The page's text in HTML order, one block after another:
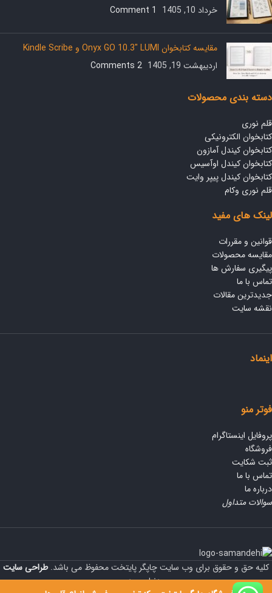
خرداد 10, 1405
1 Comment
مقایسه کتابخوان Onyx GO 10.3″ LUMI و Kindle Scribe
اردیبهشت 19, 1405
2 Comments
دسته بندی محصولات
قلم نوری
کتابخوان الکترونیکی
کتابخوان کیندل آمازون
کتابخوان کیندل اوآسیس
کتابخوان کیندل پیپر وایت
قلم نوری وکام
لینک های مفید
قوانین و مقررات
مقایسه محصولات
پیگیری سفارش ها
تماس با ما
جدیدترین مقالات
نقشه سایت
اینماد
فوتر منو
پروفایل اینستاگرام
فروشگاه
ثبت شکایت
تماس با ما
درباره ما
سوالات متداول
کلیه حق و حقوق برای وب سایت چاپگر پایتخت محفوظ می باشد.طراحی سایت
دنیای وردپرس